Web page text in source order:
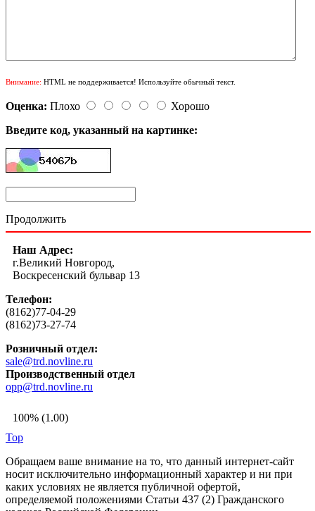
Внимание: HTML не поддерживается! Используйте обычный текст.
Оценка: Плохо
Хорошо
Введите код, указанный на картинке:
Продолжить
Наш Адрес:
г.Великий Новгород,
Воскресенский бульвар 13
Телефон:
(8162)77-04-29
(8162)73-27-74
Розничный отдел:
sale@trd.novline.ru
Производственный отдел
opp@trd.novline.ru
100% (1.00)
Top
Обращаем ваше внимание на то, что данный интернет-сайт
носит исключительно информационный характер и ни при
каких условиях не является публичной офертой,
определяемой положениями Статьи 437 (2) Гражданского